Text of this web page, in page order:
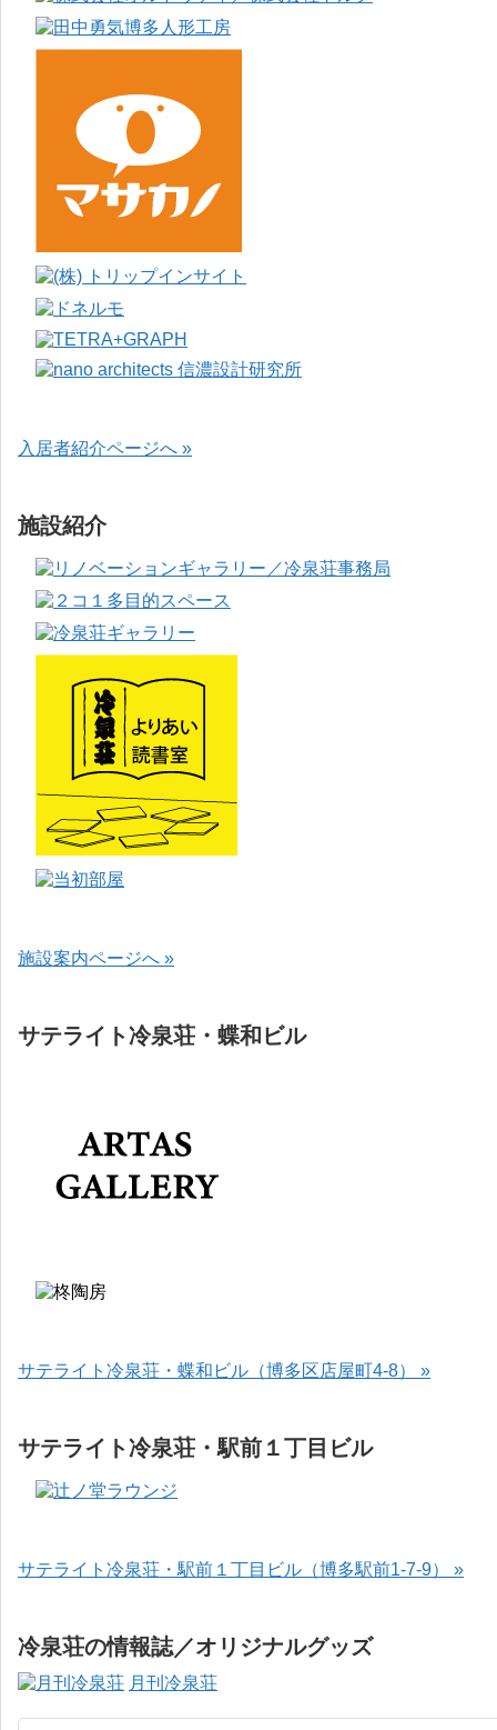
入居者紹介ページへ »
施設紹介
施設案内ページへ »
サテライト冷泉荘・蝶和ビル
サテライト冷泉荘・蝶和ビル（博多区店屋町4-8） »
サテライト冷泉荘・駅前１丁目ビル
サテライト冷泉荘・駅前１丁目ビル（博多駅前1-7-9） »
冷泉荘の情報誌／オリジナルグッズ
月刊冷泉荘